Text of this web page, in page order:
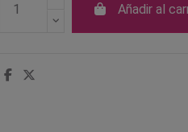
Añadir al